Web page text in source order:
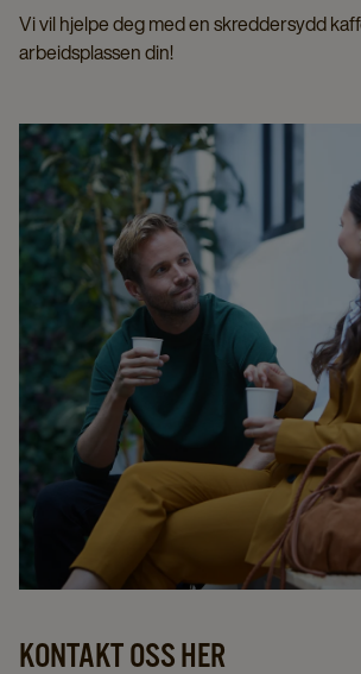
Vi vil hjelpe deg med en skreddersydd
arbeidsplassen din!
KONTAKT OSS HER